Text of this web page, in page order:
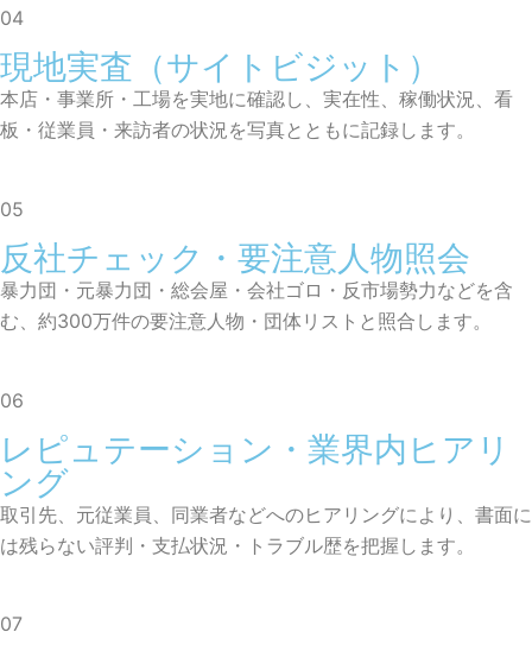
04
現地実査（サイトビジット）
本店・事業所・工場を実地に確認し、実在性、稼働状況、看
板・従業員・来訪者の状況を写真とともに記録します。
05
反社チェック・要注意人物照会
暴力団・元暴力団・総会屋・会社ゴロ・反市場勢力などを含
む、約300万件の要注意人物・団体リストと照合します。
06
レピュテーション・業界内ヒアリ
ング
取引先、元従業員、同業者などへのヒアリングにより、書面に
は残らない評判・支払状況・トラブル歴を把握します。
07